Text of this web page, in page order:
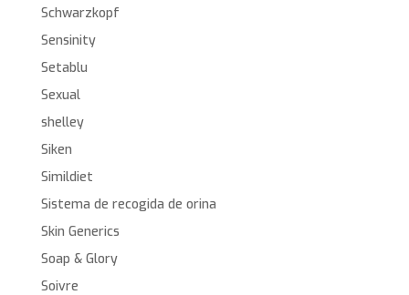
Schwarzkopf
Sensinity
Setablu
Sexual
shelley
Siken
Simildiet
Sistema de recogida de orina
Skin Generics
Soap & Glory
Soivre